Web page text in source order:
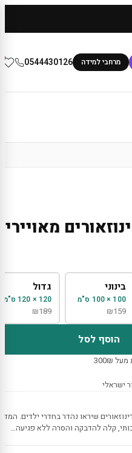
מרחבי למידה 0544430126
בינוני
100 × 100 ס"מ
₪159
גדול
120 × 120 ס"מ
₪189
הוסף לסל
300₪
ישראלי
שיראו נהדר בחדרי ילדים.